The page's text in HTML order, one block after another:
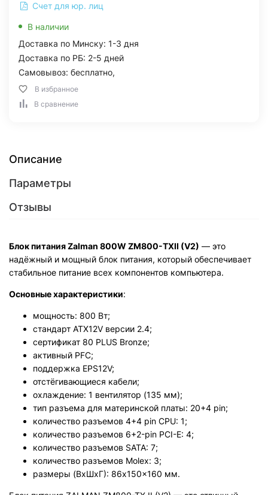
Счет для юр. лиц
В наличии
Доставка по Минску: 1-3 дня
Доставка по РБ: 2-5 дней
Самовывоз: бесплатно,
В избранное
В сравнение
Описание
Параметры
Отзывы
Блок питания Zalman 800W ZM800-TXII (V2) — это
надёжный и мощный блок питания, который обеспечивает
стабильное питание всех компонентов компьютера.
Основные характеристики:
мощность: 800 Вт;
стандарт ATX12V версии 2.4;
сертификат 80 PLUS Bronze;
активный PFC;
поддержка EPS12V;
отстёгивающиеся кабели;
охлаждение: 1 вентилятор (135 мм);
тип разъема для материнской платы: 20+4 pin;
количество разъемов 4+4 pin CPU: 1;
количество разъемов 6+2-pin PCI-E: 4;
количество разъемов SATA: 7;
количество разъемов Molex: 3;
размеры (ВxШxГ): 86x150x160 мм.